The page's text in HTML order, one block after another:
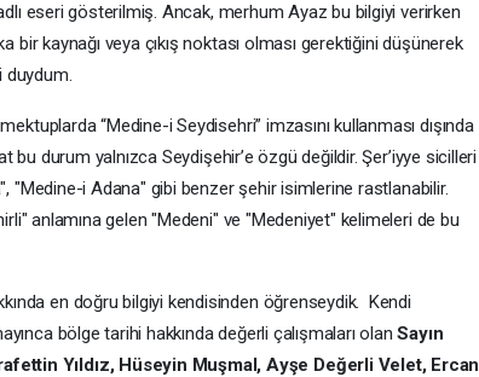
eseri gösterilmiş. Ancak, merhum Ayaz bu bilgiyi verirken
kaynağı veya çıkış noktası olması gerektiğini düşünerek
duydum.
“Medine-i Seydisehri” imzasını kullanması dışında
bu durum yalnızca Seydişehir’e özgü değildir. Şer’iyye sicilleri
"Medine-i Adana" gibi benzer şehir isimlerine rastlanabilir.
anlamına gelen "Medeni" ve "Medeniyet" kelimeleri de bu
en doğru bilgiyi kendisinden öğrenseydik. Kendi
bölge tarihi hakkında değerli çalışmaları olan Sayın
Yıldız, Hüseyin Muşmal, Ayşe Değerli Velet, Ercan